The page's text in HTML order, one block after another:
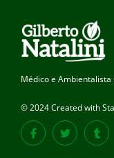
Médico e
© 2024 Created with